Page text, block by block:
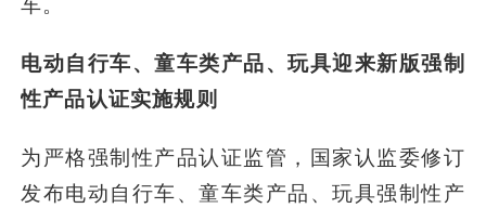
电动自行车、童车类产品、玩具迎来新版强制
性产品认证实施规则
为严格强制性产品认证监管，国家认监委修订
发布电动自行车、童车类产品、玩具强制性产